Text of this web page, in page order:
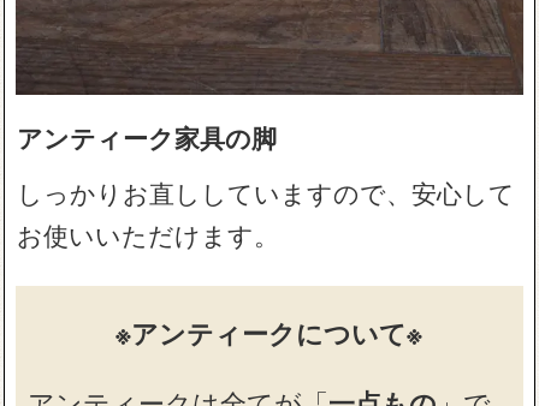
アンティーク家具の脚
しっかりお直ししていますので、安心して
お使いいただけます。
※アンティークについて※